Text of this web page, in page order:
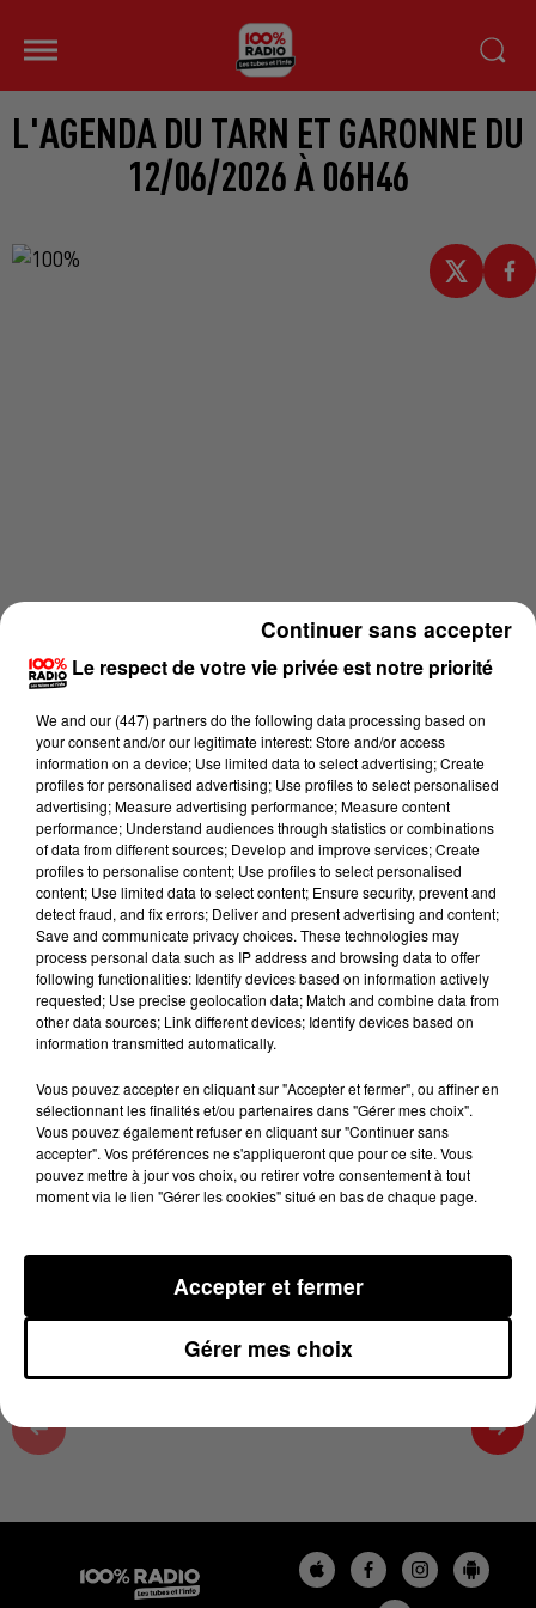
L'AGENDA DU TARN ET GARONNE DU
12/06/2026 À 06H46
Lecture (5 min 5 sec)
100%
L'agenda du Tarn et Garonne du 12/06/2026 à
12 juin 2026 - 5 min 5 sec
L'AGENDA DU TARN ET GARONNE DU
12/06/2026 À 06H46
L'agenda du Tarn et Garonne
Le respect de votre vie privée est notre priorité
We and our (447) partnersdo the following data processing based on
your consent and/or our legitimate interest: Store and/or access
information on a device; Use limited data to select advertising; Create
profiles for personalised advertising; Use profiles to select personalised
advertising; Measure advertising performance; Measure content
performance; Understand audiences through statistics or combinations
of data from different sources; Develop and improve services; Create
profiles to personalise content; Use profiles to select personalised
content; Use limited data to select content; Ensure security, prevent and
detect fraud, and fix errors; Deliver and present advertising and content;
Save and communicate privacy choices. These technologies may
process personal data such as IP address and browsing data to offer
following functionalities: Identify devices based on information actively
requested; Use precise geolocation data; Match and combine data from
other data sources; Link different devices; Identify devices based on
information transmitted automatically.
Vous pouvez accepter en cliquant sur "Accepter et fermer", ou affiner en
sélectionnant les finalités et/ou partenaires dans "Gérer mes choix".
Vous pouvez également refuser en cliquant sur "Continuer sans
accepter". Vos préférences ne s'appliqueront que pour ce site. Vous
pouvez mettre à jour vos choix, ou retirer votre consentement à tout
moment via le lien "Gérer les cookies" situé en bas de chaque page.
Gérer mes choix
Accepter et fermer
Continuer sans accepter